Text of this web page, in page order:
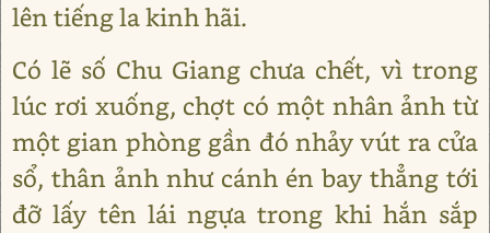
lên tiếng la kinh hãi.
Có lẽ số Chu Giang chưa chết, vì trong
lúc rơi xuống, chợt có một nhân ảnh từ
một gian phòng gần đó nhảy vút ra cửa
sổ, thân ảnh như cánh én bay thẳng tới
đỡ lấy tên lái ngựa trong khi hắn sắp